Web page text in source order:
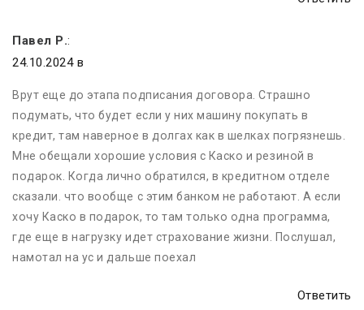
Павел Р.:
24.10.2024 в
Врут еще до этапа подписания договора. Страшно
подумать, что будет если у них машину покупать в
кредит, там наверное в долгах как в шелках погрязнешь.
Мне обещали хорошие условия с Каско и резиной в
подарок. Когда лично обратился, в кредитном отделе
сказали. что вообще с этим банком не работают. А если
хочу Каско в подарок, то там только одна программа,
где еще в нагрузку идет страхование жизни. Послушал,
намотал на ус и дальше поехал
Ответить